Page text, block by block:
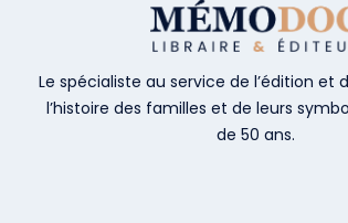
Le spécialiste au service de l’édition et
l’histoire des familles et de leurs
de 50 ans.